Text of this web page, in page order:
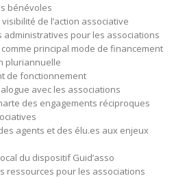
bénévoles
de l’action associative
administratives pour les associations
principal mode de financement
pluriannuelle
de fonctionnement
avec les associations
des engagements réciproques
agents et des élu.es aux enjeux
du dispositif Guid’asso
ressources pour les associations